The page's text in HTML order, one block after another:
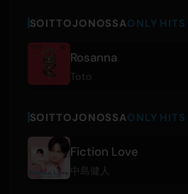
SOITTOJONOSSAONLY
Rosanna
Toto
SOITTOJONOSSAONLY
Fiction Love
中島健人